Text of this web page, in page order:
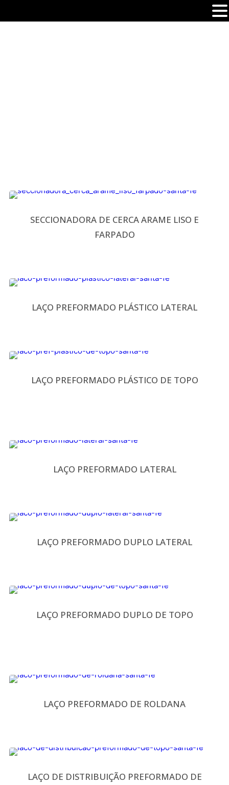
SECCIONADORA DE CERCA ARAME LISO E
FARPADO
LAÇO PREFORMADO PLÁSTICO LATERAL
LAÇO PREFORMADO PLÁSTICO DE TOPO
LAÇO PREFORMADO LATERAL
LAÇO PREFORMADO DUPLO LATERAL
LAÇO PREFORMADO DUPLO DE TOPO
LAÇO PREFORMADO DE ROLDANA
LAÇO DE DISTRIBUIÇÃO PREFORMADO DE